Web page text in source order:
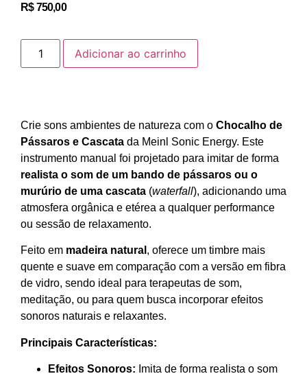
R$750,00
Adicionar ao carrinho
Crie sons ambientes de natureza com o Chocalho de
Pássaros e Cascata da Meinl Sonic Energy. Este
instrumento manual foi projetado para imitar de forma
realista o som de um bando de pássaros ou o
murúrio de uma cascata (waterfall), adicionando uma
atmosfera orgânica e etérea a qualquer performance
ou sessão de relaxamento.
Feito em madeira natural , oferece um timbre mais
quente e suave em comparação com a versão em fibra
de vidro, sendo ideal para terapeutas de som,
meditação, ou para quem busca incorporar efeitos
sonoros naturais e relaxantes.
Principais Características:
Efeitos Sonoros: Imita de forma realista o som